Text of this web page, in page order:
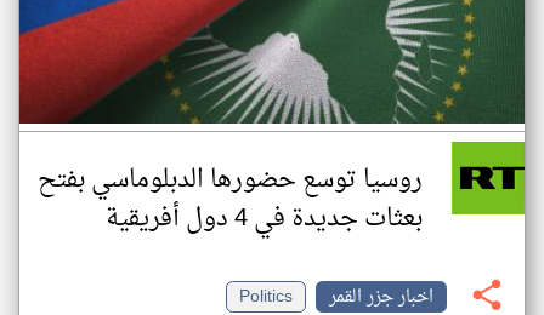
روسيا توسع حضورها الدبلوماسي بفتح
بعثات جديدة في 4 دول أفريقية
اخبار جزر القمر
Politics